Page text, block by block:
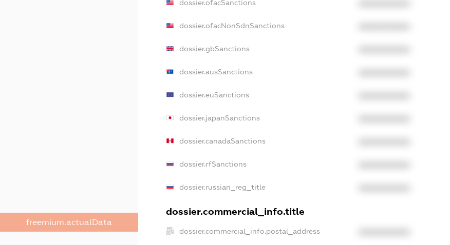
freemium.actualData
dossier.ofacSanctions
dossier.ofacNonSdnSanctions
dossier.gbSanctions
dossier.ausSanctions
dossier.euSanctions
dossier.japanSanctions
dossier.canadaSanctions
dossier.rfSanctions
dossier.russian_reg_title
dossier.commercial_info.title
dossier.commercial_info.postal_address